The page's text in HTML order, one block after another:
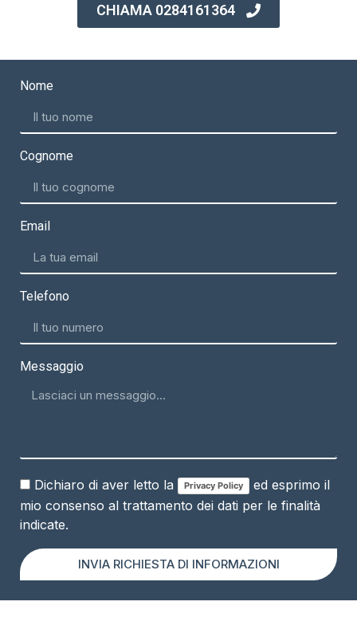
CHIAMA 0284161364
Nome
Cognome
Email
Telefono
Messaggio
Dichiaro di aver letto la Privacy Policy
ed esprimo il
mio consenso al trattamento dei dati per le finalità
indicate.
INVIA RICHIESTA DI INFORMAZIONI